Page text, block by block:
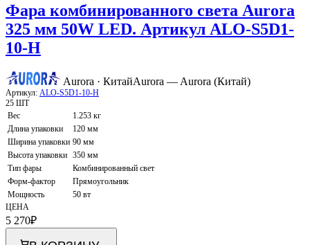
Фара комбинированного света Aurora
325 мм 50W LED. Артикул ALO-S5D1-
10-H
Aurora · КитайAurora — Aurora (Китай)
Артикул: ALO-S5D1-10-H
25 ШТ
Вес
1.253 кг
Длина упаковки
120 мм
Ширина упаковки 90 мм
Высота упаковки 350 мм
Тип фары
Комбинированный свет
Форм-фактор
Прямоугольник
Мощность
50 вт
ЦЕНА
5 270₽